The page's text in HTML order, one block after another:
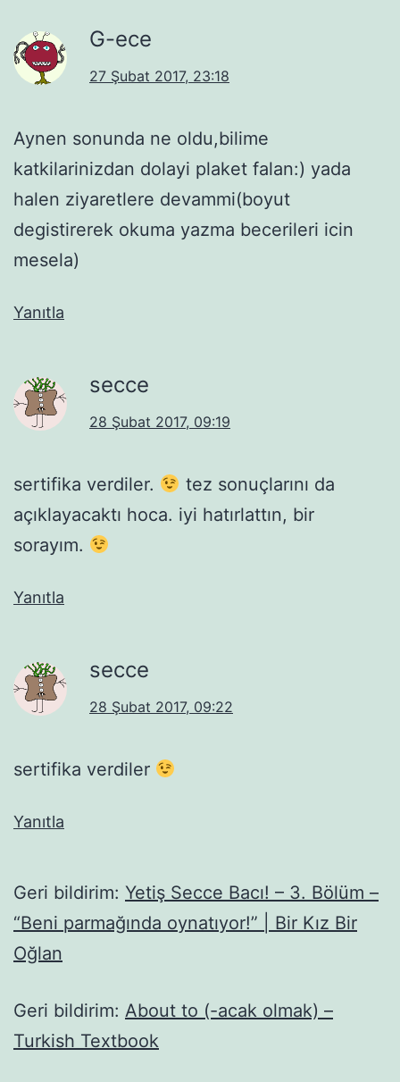
G-ece
27 Şubat 2017, 23:18
Aynen sonunda ne oldu,bilime
katkilarinizdan dolayi plaket falan:) yada
halen ziyaretlere devammi(boyut
degistirerek okuma yazma becerileri icin
mesela)
Yanıtla
secce
28 Şubat 2017, 09:19
sertifika verdiler.
tez sonuçlarını da
açıklayacaktı hoca. iyi hatırlattın, bir
sorayım.
Yanıtla
secce
28 Şubat 2017, 09:22
sertifika verdiler
Yanıtla
Geri bildirim: Yetiş Secce Bacı! – 3. Bölüm –
“Beni parmağında oynatıyor!” | Bir Kız Bir
Oğlan
Geri bildirim: About to (-acak olmak) –
Turkish Textbook